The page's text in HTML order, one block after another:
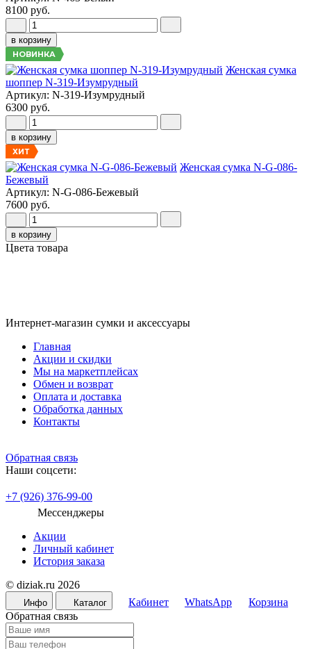
8100 руб.
в корзину
НОВИНКА
Женская сумка
шоппер N-319-Изумрудный
Артикул: N-319-Изумрудный
6300 руб.
в корзину
ХИТ
Женская сумка N-G-086-
Бежевый
Артикул: N-G-086-Бежевый
7600 руб.
в корзину
Цвета товара
Интернет-магазин сумки и аксессуары
Главная
Акции и скидки
Мы на маркетплейсах
Обмен и возврат
Оплата и доставка
Обработка данных
Контакты
Обратная связь
Наши соцсети:
+7 (926) 376-99-00
Мессенджеры
Акции
Личный кабинет
История заказа
© diziak.ru 2026
Инфо Каталог Кабинет WhatsApp
Корзина
Обратная связь